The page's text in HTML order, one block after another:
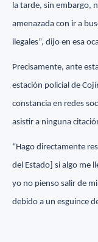
la tarde, sin embargo,
amenazada con ir a
ilegales”, dijo en esa
Precisamente, ante
estación policial de
constancia en redes
asistir a ninguna
“Hago directamente
del Estado] si algo me
yo no pienso salir de
debido a un esguince